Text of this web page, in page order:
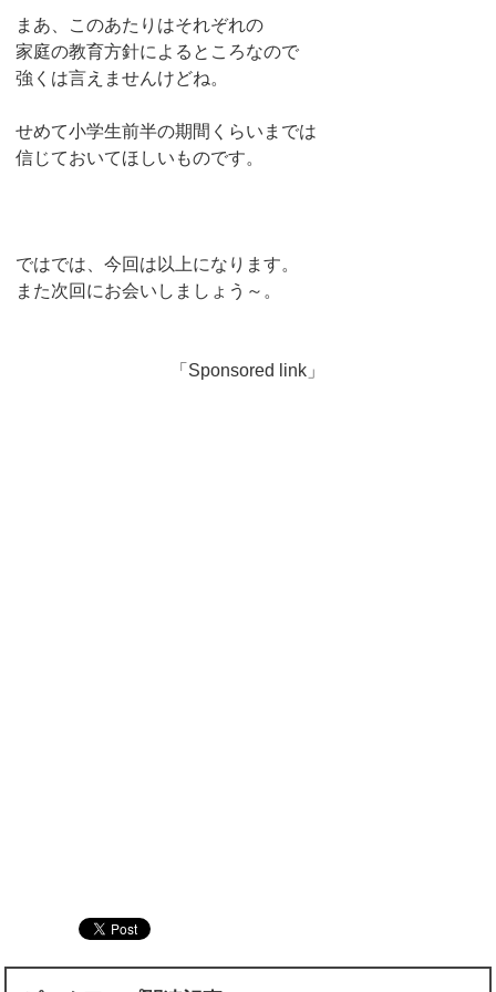
まあ、このあたりはそれぞれの
家庭の教育方針によるところなので
強くは言えませんけどね。
せめて小学生前半の期間くらいまでは
信じておいてほしいものです。
ではでは、今回は以上になります。
また次回にお会いしましょう～。
「Sponsored link」